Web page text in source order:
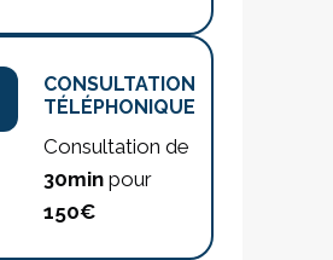
CONSULTATION
TÉLÉPHONIQUE
Consultation de
30min pour
150€